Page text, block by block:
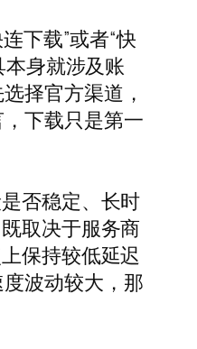
下载”或者“快
身就涉及账
择官方渠道，
下载只是第一
否稳定、长时
取决于服务商
保持较低延迟
波动较大，那